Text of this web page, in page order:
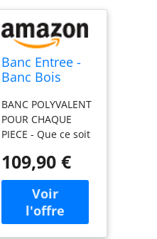
FACILE ET
ENTRETIEN SIMPLE
- Ce banc en bois
se monte
rapidement et se
nettoie facilement
grâce à ses lattes
de bambou lisses.
Idéal comme banc
dressing, banc de
lit ou petit banc
pour les espaces
où style et
fonctionnalité
comptent autant.
Banc Entree -
Banc Bois
Bench -
Banquette
Entree en
Bambou
BANC POLYVALENT
POUR CHAQUE
PIECE - Que ce soit
banc entrée,
pratique banc
cuisine,
confortable banc
chambre ou banc
109,90 €